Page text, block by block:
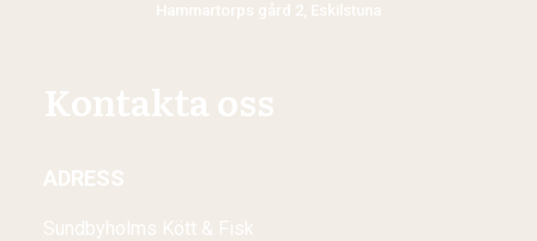
Hammartorps gård 2, Eskilstuna
Kontakta oss
ADRESS
Sundbyholms Kött & Fisk